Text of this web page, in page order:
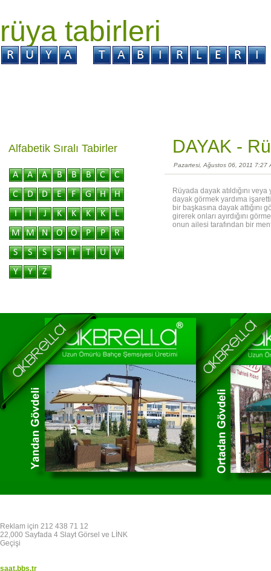
rüya tabirleri
DAYAK -
Pazartesi, Ağustos 06, 2011 7:27
Rüyada dayak atıldığını
dayak görmek yardıma
bir başkasına dayak
girerek onları ayırdığını
onun ailesi tarafından bir
Alfabetik Sıralı Tabirler
Reklam için 212 438 71 12
22,000 Sayfada 4 Slayt Görsel ve LİNK
Geçişi
saat.bbs.tr